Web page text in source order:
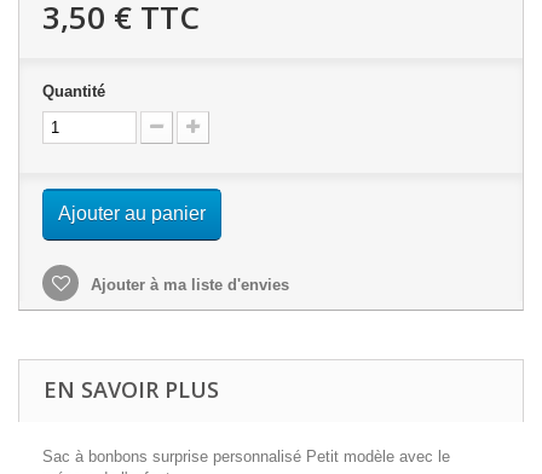
3,50 € TTC
Quantité
Ajouter au panier
Ajouter à ma liste d'envies
EN SAVOIR PLUS
Sac à bonbons surprise personnalisé Petit modèle avec le